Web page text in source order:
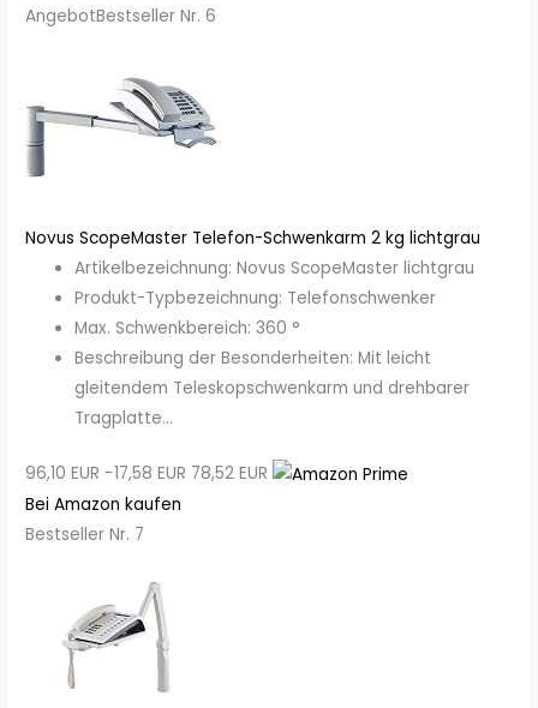
AngebotBestseller Nr. 6
Novus ScopeMaster Telefon-Schwenkarm 2 kg lichtgrau
Artikelbezeichnung: Novus ScopeMaster lichtgrau
Produkt-Typbezeichnung: Telefonschwenker
Max. Schwenkbereich: 360 °
Beschreibung der Besonderheiten: Mit leicht
gleitendem Teleskopschwenkarm und drehbarer
Tragplatte...
96,10 EUR −17,58 EUR 78,52 EUR
Bei Amazon kaufen
Bestseller Nr. 7